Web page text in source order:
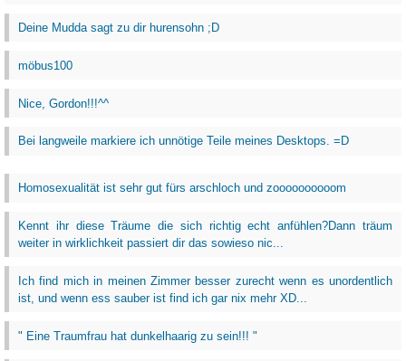
Deine Mudda sagt zu dir hurensohn ;D
möbus100
Nice, Gordon!!!^^
Bei langweile markiere ich unnötige Teile meines Desktops. =D
Homosexualität ist sehr gut fürs arschloch und zoooooooooom
Kennt ihr diese Träume die sich richtig echt anfühlen?Dann träum
weiter in wirklichkeit passiert dir das sowieso nic...
Ich find mich in meinen Zimmer besser zurecht wenn es unordentlich
ist, und wenn ess sauber ist find ich gar nix mehr XD...
" Eine Traumfrau hat dunkelhaarig zu sein!!! "